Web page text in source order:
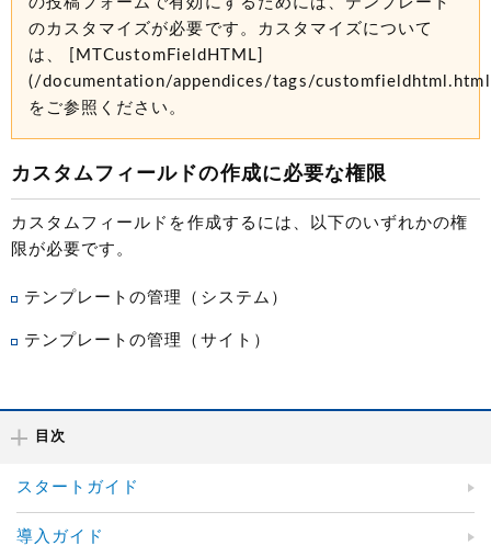
のカスタマイズが必要です。カスタマイズについて
は、 [MTCustomFieldHTML]
(/documentation/appendices/tags/
をご参照ください。
カスタムフィールドの作成に必要な権限
カスタムフィールドを作成するには、以下のいずれかの権
限が必要です。
テンプレートの管理（システム）
テンプレートの管理（サイト）
目次
スタートガイド
導入ガイド